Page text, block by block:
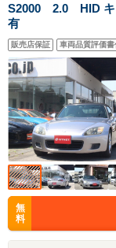
S2000 2.0 HID キ
有
販売店保証 車両品質評価書
無
料